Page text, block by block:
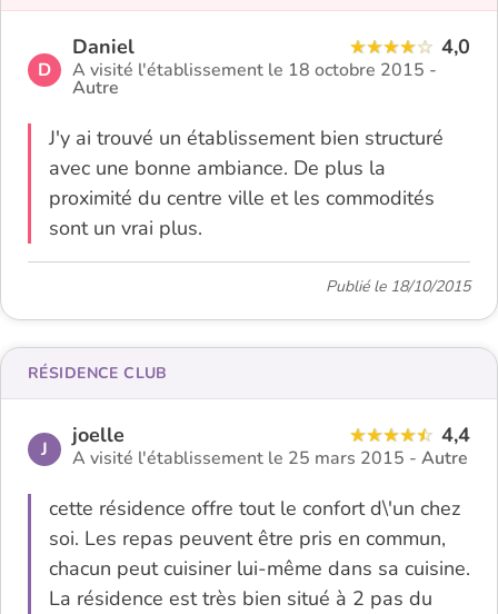
D
Daniel 4,0
A visité l'établissement le 18 octobre 2015 -
Autre
J'y ai trouvé un établissement bien structuré
avec une bonne ambiance. De plus la
proximité du centre ville et les commodités
sont un vrai plus.
Publié le 18/10/2015
J
joelle 4,4
A visité l'établissement le 25 mars 2015 - Autre
cette résidence offre tout le confort d\'un chez
soi. Les repas peuvent être pris en commun,
chacun peut cuisiner lui-même dans sa cuisine.
La résidence est très bien situé à 2 pas du
RÉSIDENCE CLUB